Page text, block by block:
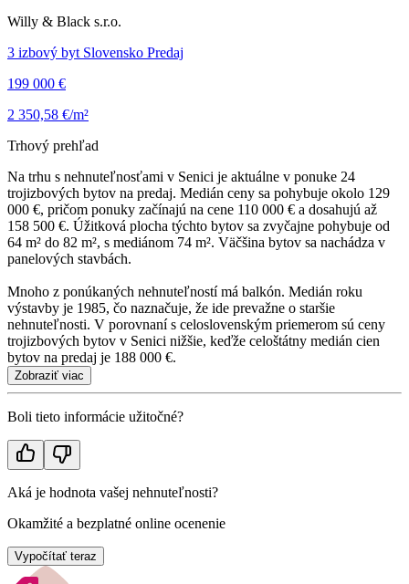
Willy & Black s.r.o.
3 izbový byt Slovensko Predaj
199 000 €
2 350,58 €/m²
Trhový prehľad
Na trhu s nehnuteľnosťami v Senici je aktuálne v ponuke 24
trojizbových bytov na predaj. Medián ceny sa pohybuje okolo 129
000 €, pričom ponuky začínajú na cene 110 000 € a dosahujú až
158 500 €. Úžitková plocha týchto bytov sa zvyčajne pohybuje od
64 m² do 82 m², s mediánom 74 m². Väčšina bytov sa nachádza v
panelových stavbách.
Mnoho z ponúkaných nehnuteľností má balkón. Medián roku
výstavby je 1985, čo naznačuje, že ide prevažne o staršie
nehnuteľnosti. V porovnaní s celoslovenským priemerom sú ceny
trojizbových bytov v Senici nižšie, keďže celoštátny medián cien
bytov na predaj je 188 000 €.
Zobraziť viac
Boli tieto informácie užitočné?
Aká je hodnota vašej nehnuteľnosti?
Okamžité a bezplatné online ocenenie
Vypočítať teraz